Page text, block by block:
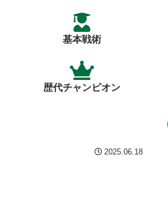
基本戦術
歴代チャンピオン
2025.06.18